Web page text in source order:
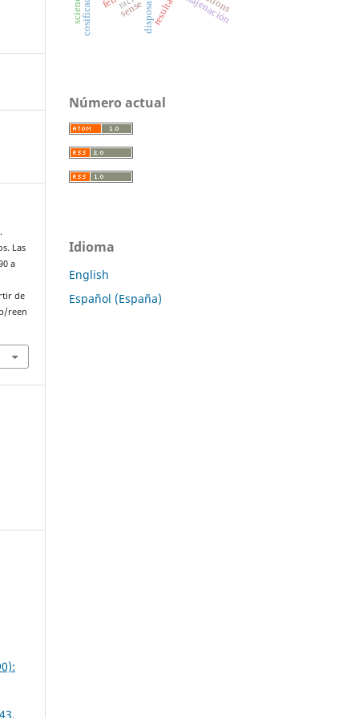
Las
a
de
reen
disposal enajenación
sense
Número actual
Idioma
English
Español (España)